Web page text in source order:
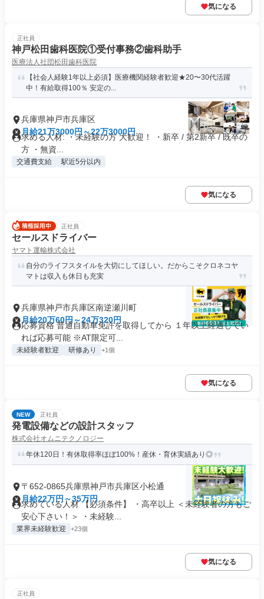
気になる
正社員
神戸松田歯科医院①受付事務②歯科助手
医療法人社団松田歯科医院
【社会人経験1年以上必須】医療機関経験者歓迎★20〜30代活躍
中！有給取得100％ 安定の...
兵庫県神戸市兵庫区
月給21万3000円～22万3000円
求める人材: ・未経験の方 大歓迎！ ・新卒 / 第2新卒 / 既卒の
方 ・無資...
交通費支給 駅近5分以内
気になる
正社員
セールスドライバー
ヤマト運輸株式会社
自分のライフスタイルを大切にしてほしい。だからこそクロネコヤ
マトは収入も休日も充実
兵庫県神戸市兵庫区南逆瀬川町
月給20万60円～24万320円
応募資格 普通自動車免許を取得してから １年以上経過してい
れば応募可能 ※AT限定可...
未経験者歓迎 研修あり +1個
気になる
NEW 正社員
発電設備などの設計スタッフ
株式会社オムニテクノロジー
年休120日！有休取得率ほぼ100%！産休・育休実績あり◎
〒652-0865兵庫県神戸市兵庫区小松通
月給22万円～35万円
求めている人材 【必須条件】 ・高卒以上 ＜未経験者の方もご
安心下さい！＞ ・未経験...
業界未経験歓迎 +23個
気になる
正社員